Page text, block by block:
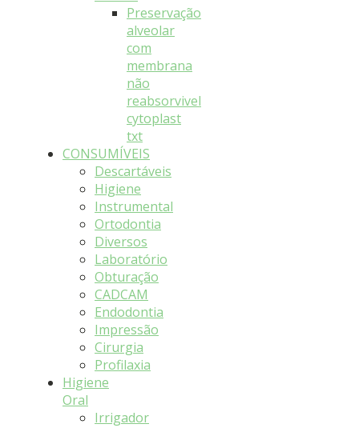
Preservação
alveolar
com
membrana
não
reabsorvivel
cytoplast
txt
CONSUMÍVEIS
Descartáveis
Higiene
Instrumental
Ortodontia
Diversos
Laboratório
Obturação
CADCAM
Endodontia
Impressão
Cirurgia
Profilaxia
Higiene
Oral
Irrigador